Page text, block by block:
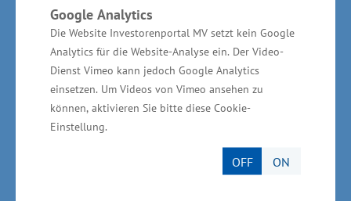
Google Analytics
Die Website Investorenportal MV setzt kein Google
Analytics für die Website-Analyse ein. Der Video-
Dienst Vimeo kann jedoch Google Analytics
einsetzen. Um Videos von Vimeo ansehen zu
können, aktivieren Sie bitte diese Cookie-
Einstellung.
OFF ON
Richtlinie zur Förderung von Forschung,
Entwicklung und Innovation (FuEuI-Richtlinie),
aber auch für die Bereitstellung von
Risikokapital, die Unterstützung des Aufbaus
von technologieorientierten Kompetenzzentren
im Bereich Medizintechnik und Maschinenbau
Patentinformationsstelle. In der neuen